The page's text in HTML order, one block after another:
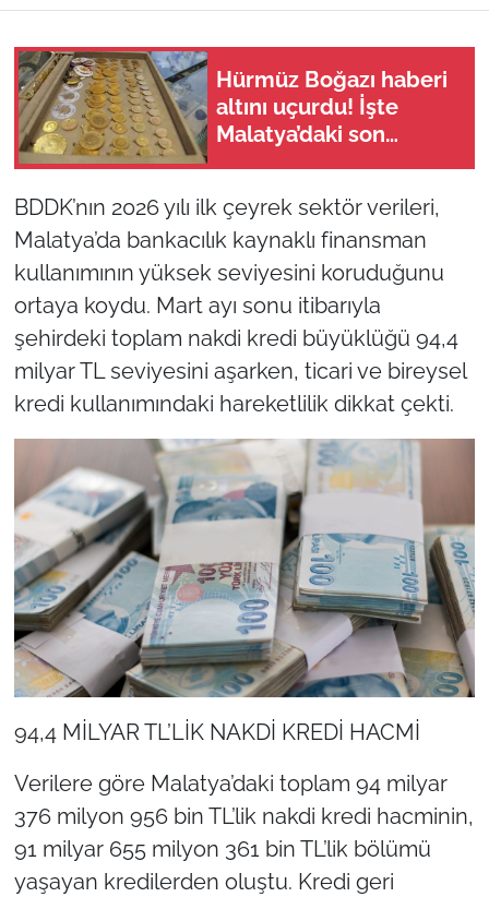
Hürmüz Boğazı haberi
altını uçurdu! İşte
Malatya’daki son
BDDK’nın 2026 yılı ilk çeyrek sektör verileri,
Malatya’da bankacılık kaynaklı finansman
kullanımının yüksek seviyesini koruduğunu
ortaya koydu. Mart ayı sonu itibarıyla
şehirdeki toplam nakdi kredi büyüklüğü 94,4
milyar TL seviyesini aşarken, ticari ve bireysel
kredi kullanımındaki hareketlilik dikkat çekti.
94,4 MİLYAR TL’LİK NAKDİ KREDİ HACMİ
Verilere göre Malatya’daki toplam 94 milyar
376 milyon 956 bin TL’lik nakdi kredi hacminin,
91 milyar 655 milyon 361 bin TL’lik bölümü
yaşayan kredilerden oluştu. Kredi geri